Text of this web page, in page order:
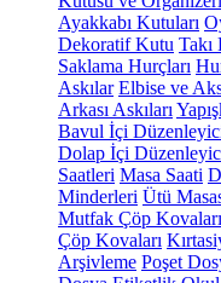
Ayakkabı Kutuları
Dekoratif Kutu Takı
Saklama Hurçları
Askılar Elbise ve
Arkası Askıları
Bavul İçi
Dolap İçi
Saatleri Masa Saati
Minderleri Ütü
Mutfak Çöp Kovaları
Çöp Kovaları
Arşivleme Poşet